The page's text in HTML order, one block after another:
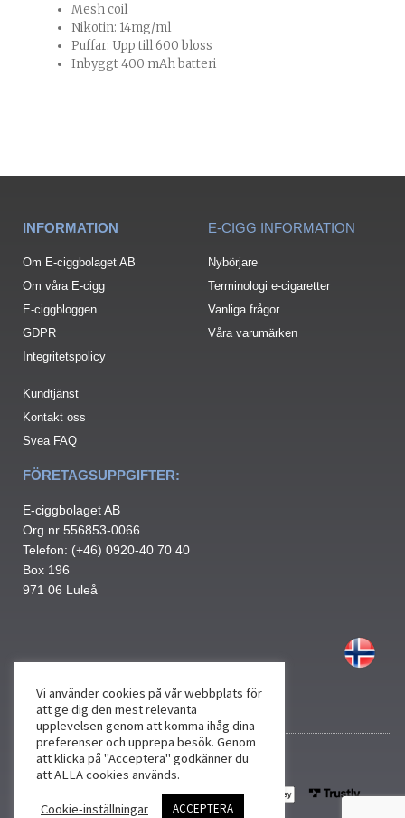
Mesh coil
Nikotin: 14mg/ml
Puffar: Upp till 600 bloss
Inbyggt 400 mAh batteri
INFORMATION
Om E-ciggbolaget AB
Om våra E-cigg
E-ciggbloggen
GDPR
Integritetspolicy
Kundtjänst
Kontakt oss
Svea FAQ
E-CIGG INFORMATION
Nybörjare
Terminologi e-cigaretter
Vanliga frågor
Våra varumärken
FÖRETAGSUPPGIFTER:
E-ciggbolaget AB
Org.nr 556853-0066
Telefon: (+46) 0920-40 70 40
Box 196
971 06 Luleå
Vi använder cookies på vår webbplats för
att ge dig den mest relevanta
upplevelsen genom att komma ihåg dina
preferenser och upprepa besök. Genom
att klicka på "Acceptera" godkänner du
att ALLA cookies används.
Cookie-inställningar ACCEPTERA